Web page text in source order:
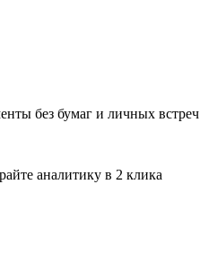
без бумаг и личных встреч
аналитику в 2 клика